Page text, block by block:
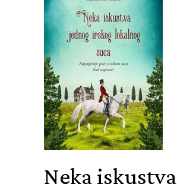
Neka iskustva